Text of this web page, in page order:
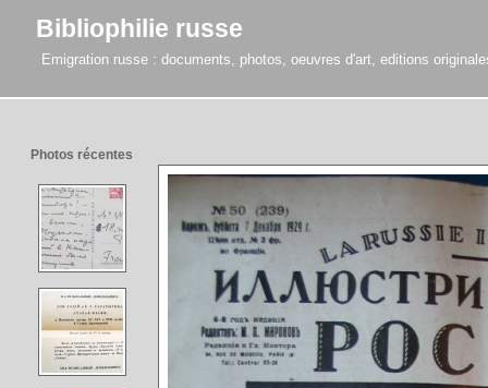
Bibliophilie russe
Emigration russe : documents, photos, oeuvres d'art, editions
Photos récentes